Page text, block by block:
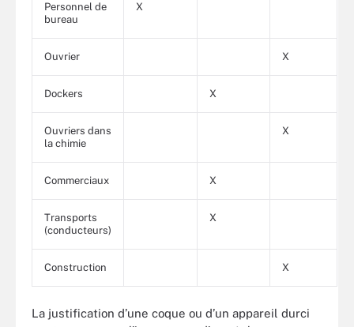
Personnel de
bureau
X
Ouvrier X
Dockers X
Ouvriers dans
la chimie
X
Commerciaux X
Transports
(conducteurs)
X
Construction X
La justification d’une coque ou d’un appareil durci